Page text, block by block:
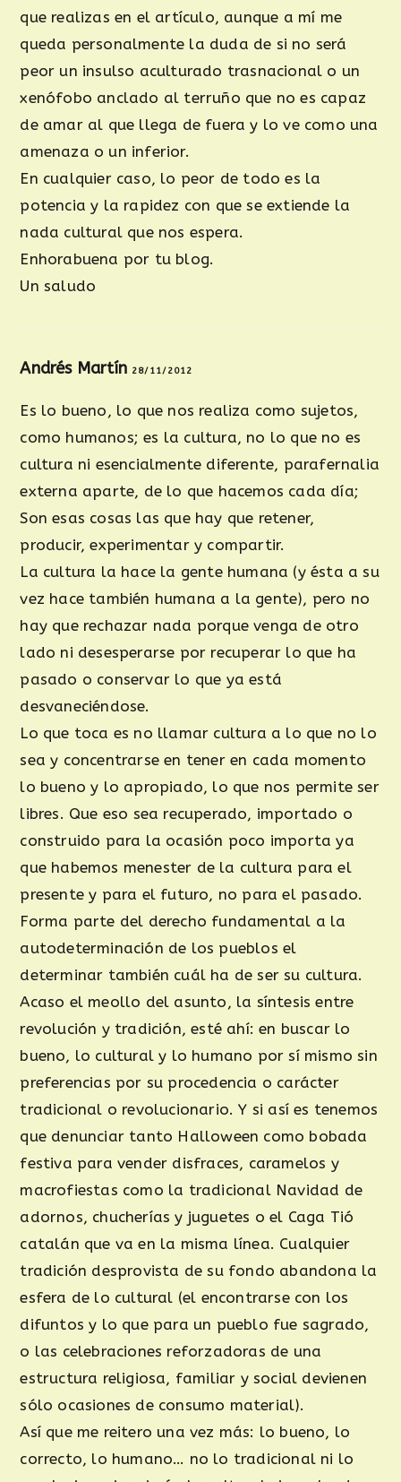
que realizas en el artículo, aunque a mí me
queda personalmente la duda de si no será
peor un insulso aculturado trasnacional o un
xenófobo anclado al terruño que no es capaz
de amar al que llega de fuera y lo ve como una
amenaza o un inferior.
En cualquier caso, lo peor de todo es la
potencia y la rapidez con que se extiende la
nada cultural que nos espera.
Enhorabuena por tu blog.
Un saludo
Andrés Martín 28/11/2012
Es lo bueno, lo que nos realiza como sujetos,
como humanos; es la cultura, no lo que no es
cultura ni esencialmente diferente, parafernalia
externa aparte, de lo que hacemos cada día;
Son esas cosas las que hay que retener,
producir, experimentar y compartir.
La cultura la hace la gente humana (y ésta a su
vez hace también humana a la gente), pero no
hay que rechazar nada porque venga de otro
lado ni desesperarse por recuperar lo que ha
pasado o conservar lo que ya está
desvaneciéndose.
Lo que toca es no llamar cultura a lo que no lo
sea y concentrarse en tener en cada momento
lo bueno y lo apropiado, lo que nos permite ser
libres. Que eso sea recuperado, importado o
construido para la ocasión poco importa ya
que habemos menester de la cultura para el
presente y para el futuro, no para el pasado.
Forma parte del derecho fundamental a la
autodeterminación de los pueblos el
determinar también cuál ha de ser su cultura.
Acaso el meollo del asunto, la síntesis entre
revolución y tradición, esté ahí: en buscar lo
bueno, lo cultural y lo humano por sí mismo sin
preferencias por su procedencia o carácter
tradicional o revolucionario. Y si así es tenemos
que denunciar tanto Halloween como bobada
festiva para vender disfraces, caramelos y
macrofiestas como la tradicional Navidad de
adornos, chucherías y juguetes o el Caga Tió
catalán que va en la misma línea. Cualquier
tradición desprovista de su fondo abandona la
esfera de lo cultural (el encontrarse con los
difuntos y lo que para un pueblo fue sagrado,
o las celebraciones reforzadoras de una
estructura religiosa, familiar y social devienen
sólo ocasiones de consumo material).
Así que me reitero una vez más: lo bueno, lo
correcto, lo humano… no lo tradicional ni lo